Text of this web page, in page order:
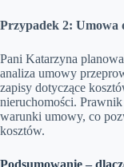
Przypadek 2: Umowa
Pani Katarzyna
analiza umowy
zapisy dotyczące
nieruchomości.
warunki umowy, co
kosztów.